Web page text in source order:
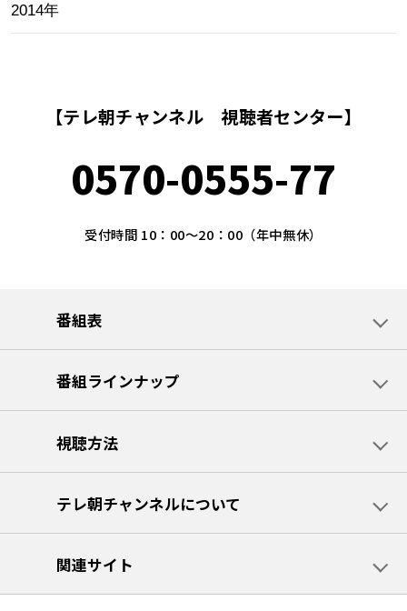
2014年
【テレ朝チャンネル 視聴者センター】
0570-0555-77
受付時間 10：00～20：00（年中無休）
番組表
番組ラインナップ
視聴方法
テレ朝チャンネルについて
関連サイト